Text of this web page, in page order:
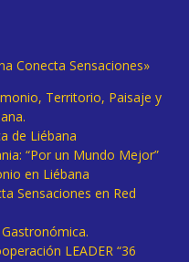
Conecta Sensaciones»
Territorio, Paisaje y
de Liébana
“Por un Mundo Mejor”
en Liébana
Sensaciones en Red
LEADER “36